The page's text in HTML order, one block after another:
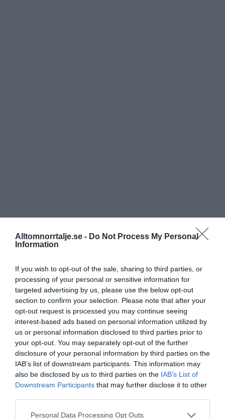
Alltomnorrtalje.se - Do Not Process My Personal
Information
If you wish to opt-out of the sale, sharing to third parties, or
processing of your personal or sensitive information for
targeted advertising by us, please use the below opt-out
section to confirm your selection. Please note that after your
opt-out request is processed you may continue seeing
interest-based ads based on personal information utilized by
us or personal information disclosed to third parties prior to
your opt-out. You may separately opt-out of the further
disclosure of your personal information by third parties on the
IAB’s list of downstream participants. This information may
also be disclosed by us to third parties on the IAB’s List of
Downstream Participants that may further disclose it to other
Personal Data Processing Opt Outs